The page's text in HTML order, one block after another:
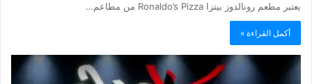
يعتبر مطعم رونالدوز بيتزا Ronaldo’s Pizza من مطاعم…
أكمل القراءة »